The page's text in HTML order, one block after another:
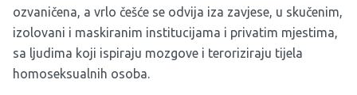
ozvaničena, a vrlo češće se odvija iza zavjese, u skučenim,
izolovani i maskiranim institucijama i privatim mjestima,
sa ljudima koji ispiraju mozgove i teroriziraju tijela
homoseksualnih osoba.